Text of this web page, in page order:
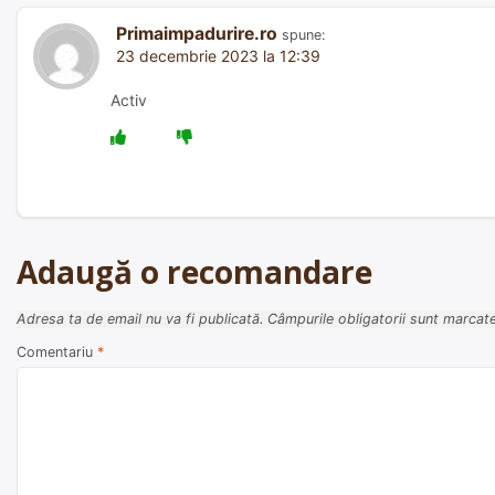
Primaimpadurire.ro spune:
23 decembrie 2023 la 12:39
Activ
Adaugă o recomandare
Adresa ta de email nu va fi publicată. Câmpurile obligatorii sunt
Comentariu *